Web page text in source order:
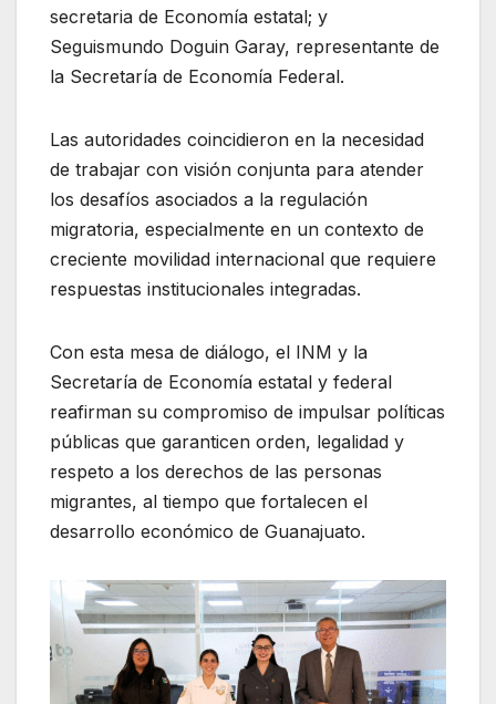
secretaria de Economía estatal; y
Seguismundo Doguin Garay, representante de
la Secretaría de Economía Federal.
Las autoridades coincidieron en la necesidad
de trabajar con visión conjunta para atender
los desafíos asociados a la regulación
migratoria, especialmente en un contexto de
creciente movilidad internacional que requiere
respuestas institucionales integradas.
Con esta mesa de diálogo, el INM y la
Secretaría de Economía estatal y federal
reafirman su compromiso de impulsar políticas
públicas que garanticen orden, legalidad y
respeto a los derechos de las personas
migrantes, al tiempo que fortalecen el
desarrollo económico de Guanajuato.